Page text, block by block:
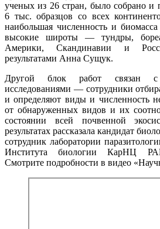
ученых из 26 стран, было собрано и
6 тыс. образцов со всех
наибольшая численность и
высокие широты — тундры,
Америки, Скандинавии и
результатами Анна Сущук.
Другой блок работ связан с
исследованиями — сотрудники
и определяют виды и численность
от обнаруженных видов и их
состоянии всей почвенной
результатах рассказала кандидат
сотрудник лаборатории
Института биологии КарНЦ
Смотрите подробности в видео